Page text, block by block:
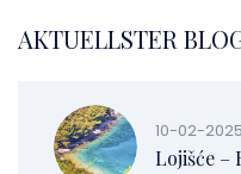
AKTUELLSTER
10-02-2025
Lojišće –